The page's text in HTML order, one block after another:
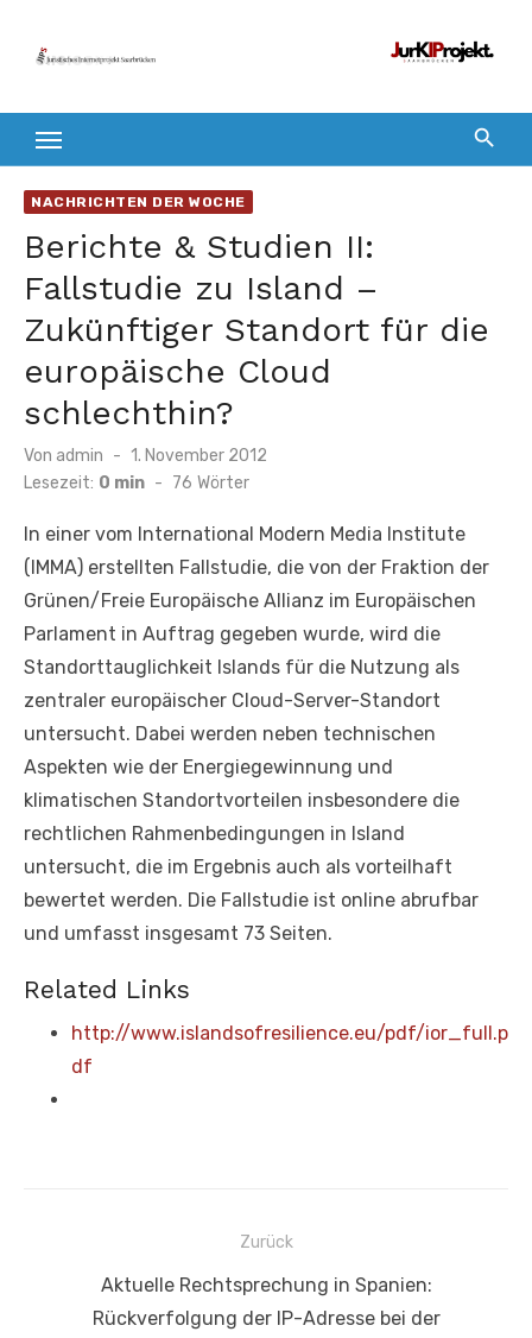
Inhalt
NACHRICHTEN DER WOCHE
Berichte & Studien II:
Fallstudie zu Island –
Zukünftiger Standort für die
europäische Cloud
schlechthin?
Von admin
Veröffentlicht
am
1. November 2012
Lesezeit: 0 min - 76 Wörter
In einer vom International Modern Media Institute
(IMMA) erstellten Fallstudie, die von der Fraktion der
Grünen/Freie Europäische Allianz im Europäischen
Parlament in Auftrag gegeben wurde, wird die
Standorttauglichkeit Islands für die Nutzung als
zentraler europäischer Cloud-Server-Standort
untersucht. Dabei werden neben technischen
Aspekten wie der Energiegewinnung und
klimatischen Standortvorteilen insbesondere die
rechtlichen Rahmenbedingungen in Island
untersucht, die im Ergebnis auch als vorteilhaft
bewertet werden. Die Fallstudie ist online abrufbar
und umfasst insgesamt 73 Seiten.
Related Links
http://www.islandsofresilience.eu/pdf/ior_full.p
df
Beitragsnavigation
Zurück
Vorheriger
Beitrag:
Aktuelle Rechtsprechung in Spanien:
Rückverfolgung der IP-Adresse bei der